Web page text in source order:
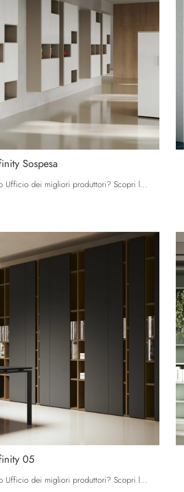
Sospesa
Cerchi Arredo Ufficio dei migliori produttori? Scopri le diverse proposte di librerie per ufficio in melaminico, come il modello Libreria Infinity ...
05
Cerchi Arredo Ufficio dei migliori produttori? Scopri le diverse proposte di librerie per ufficio in melaminico, come il modello Libreria Infinity 05 ...